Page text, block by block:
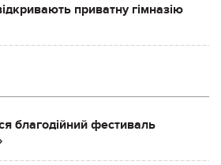
приватну гімназію
благодійний фестиваль